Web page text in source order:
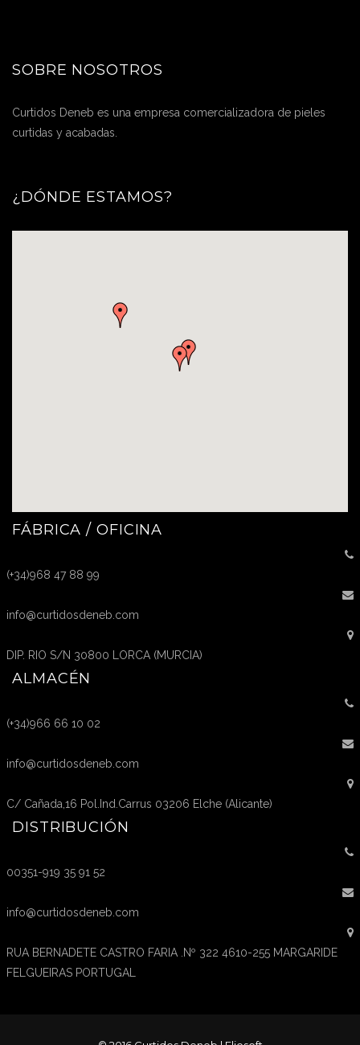
SOBRE NOSOTROS
Curtidos Deneb es una empresa comercializadora de pieles
curtidas y acabadas.
¿DÓNDE ESTAMOS?
FÁBRICA / OFICINA
(+34)968 47 88 99
info@curtidosdeneb.com
DIP. RIO S/N 30800 LORCA (MURCIA)
ALMACÉN
(+34)966 66 10 02
info@curtidosdeneb.com
C/ Cañada,16 Pol.Ind.Carrus 03206 Elche (Alicante)
DISTRIBUCIÓN
00351-919 35 91 52
info@curtidosdeneb.com
RUA BERNADETE CASTRO FARIA .Nº 322 4610-255 MARGARIDE
FELGUEIRAS PORTUGAL